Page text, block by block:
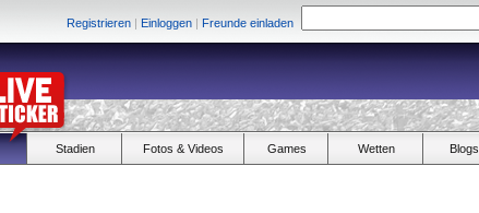
Registrieren | Einloggen | Freunde einladen
Stadien Fotos & Videos Games Wetten Blogs